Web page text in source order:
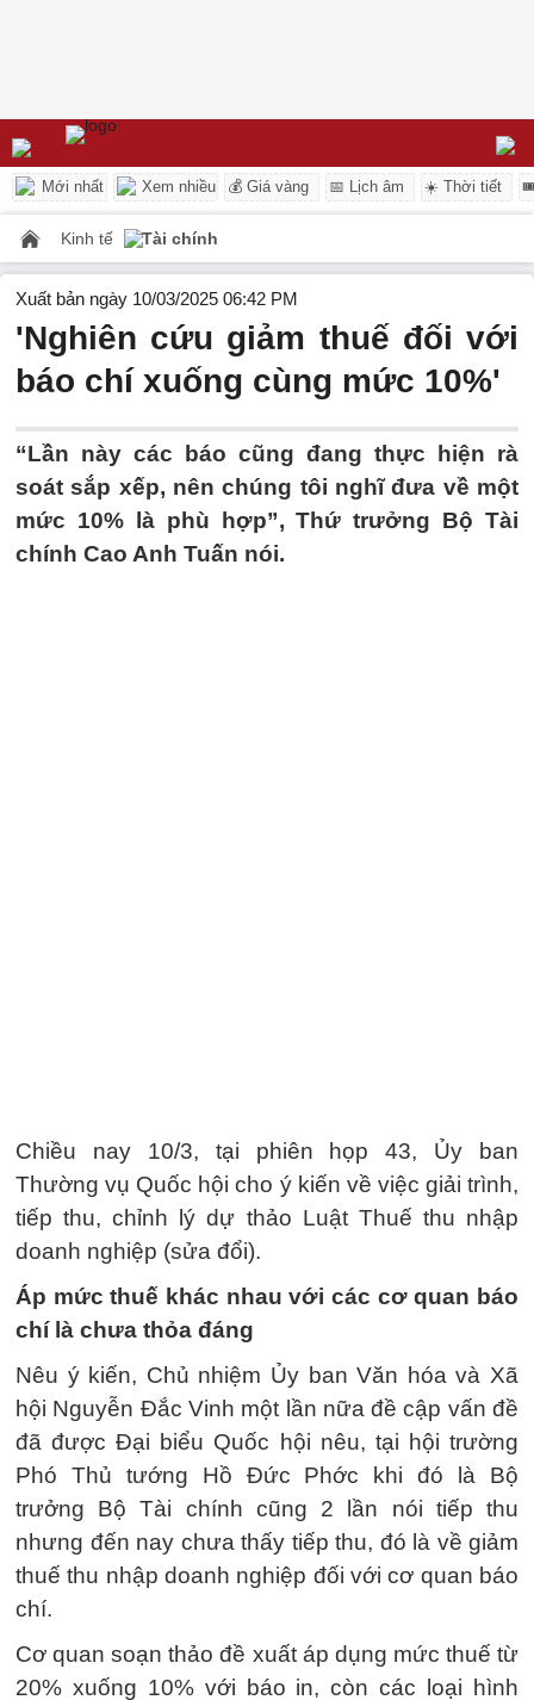
Mới nhất Xem nhiều 💰 Giá vàng 📅 Lịch âm ☀️ Thời tiết
Kinh tế Tài chính
Xuất bản ngày 10/03/2025 06:42 PM
'Nghiên cứu giảm thuế đối với
báo chí xuống cùng mức 10%'
“Lần này các báo cũng đang thực hiện rà
soát sắp xếp, nên chúng tôi nghĩ đưa về một
mức 10% là phù hợp”, Thứ trưởng Bộ Tài
chính Cao Anh Tuấn nói.
Chiều nay 10/3, tại phiên họp 43, Ủy ban
Thường vụ Quốc hội cho ý kiến về việc giải trình,
tiếp thu, chỉnh lý dự thảo Luật Thuế thu nhập
doanh nghiệp (sửa đổi).
Áp mức thuế khác nhau với các cơ quan báo
chí là chưa thỏa đáng
Nêu ý kiến, Chủ nhiệm Ủy ban Văn hóa và Xã
hội Nguyễn Đắc Vinh một lần nữa đề cập vấn đề
đã được Đại biểu Quốc hội nêu, tại hội trường
Phó Thủ tướng Hồ Đức Phớc khi đó là Bộ
trưởng Bộ Tài chính cũng 2 lần nói tiếp thu
nhưng đến nay chưa thấy tiếp thu, đó là về giảm
thuế thu nhập doanh nghiệp đối với cơ quan báo
chí.
Cơ quan soạn thảo đề xuất áp dụng mức thuế từ
20% xuống 10% với báo in, còn các loại hình